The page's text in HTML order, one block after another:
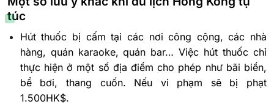
túc
Hút thuốc bị cấm tại các nơi công cộng, các nhà
hàng, quán karaoke, quán bar… Việc hút thuốc chỉ
thực hiện ở một số địa điểm cho phép như bãi biển,
bể bơi, thang cuốn. Nếu vi phạm sẽ bị phạt
1.500HK$.